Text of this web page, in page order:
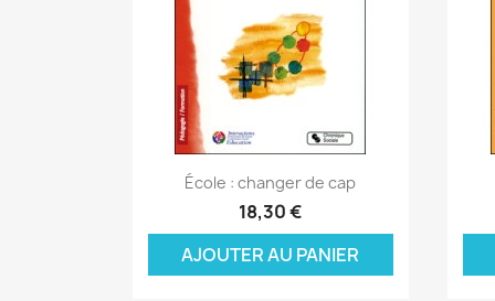
Aperçu rapide
École : changer de cap
18,30 €
AJOUTER AU PANIER